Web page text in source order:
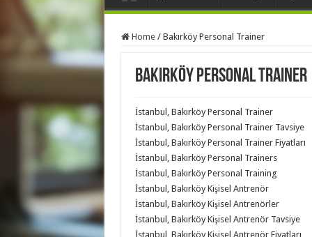
Home / Bakırköy Personal Trainer
Bakırköy Personal Trainer
İstanbul, Bakırköy Personal Trainer
İstanbul, Bakırköy Personal Trainer Tavsiye
İstanbul, Bakırköy Personal Trainer Fiyatları
İstanbul, Bakırköy Personal Trainers
İstanbul, Bakırköy Personal Training
İstanbul, Bakırköy Kişisel Antrenör
İstanbul, Bakırköy Kişisel Antrenörler
İstanbul, Bakırköy Kişisel Antrenör Tavsiye
İstanbul, Bakırköy Kişisel Antrenör Fiyatları